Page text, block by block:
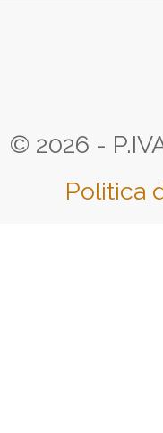
© 2026 -
Politica